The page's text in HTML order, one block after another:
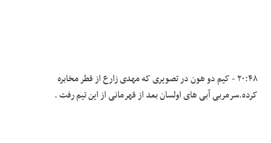
۲۰:۴۸ - کیم دو هون در تصویری که مهدی زارع از قطر مخابره
کرده.سرمربی آبی های اولسان بعد از قهرمانی از این تیم رفت .